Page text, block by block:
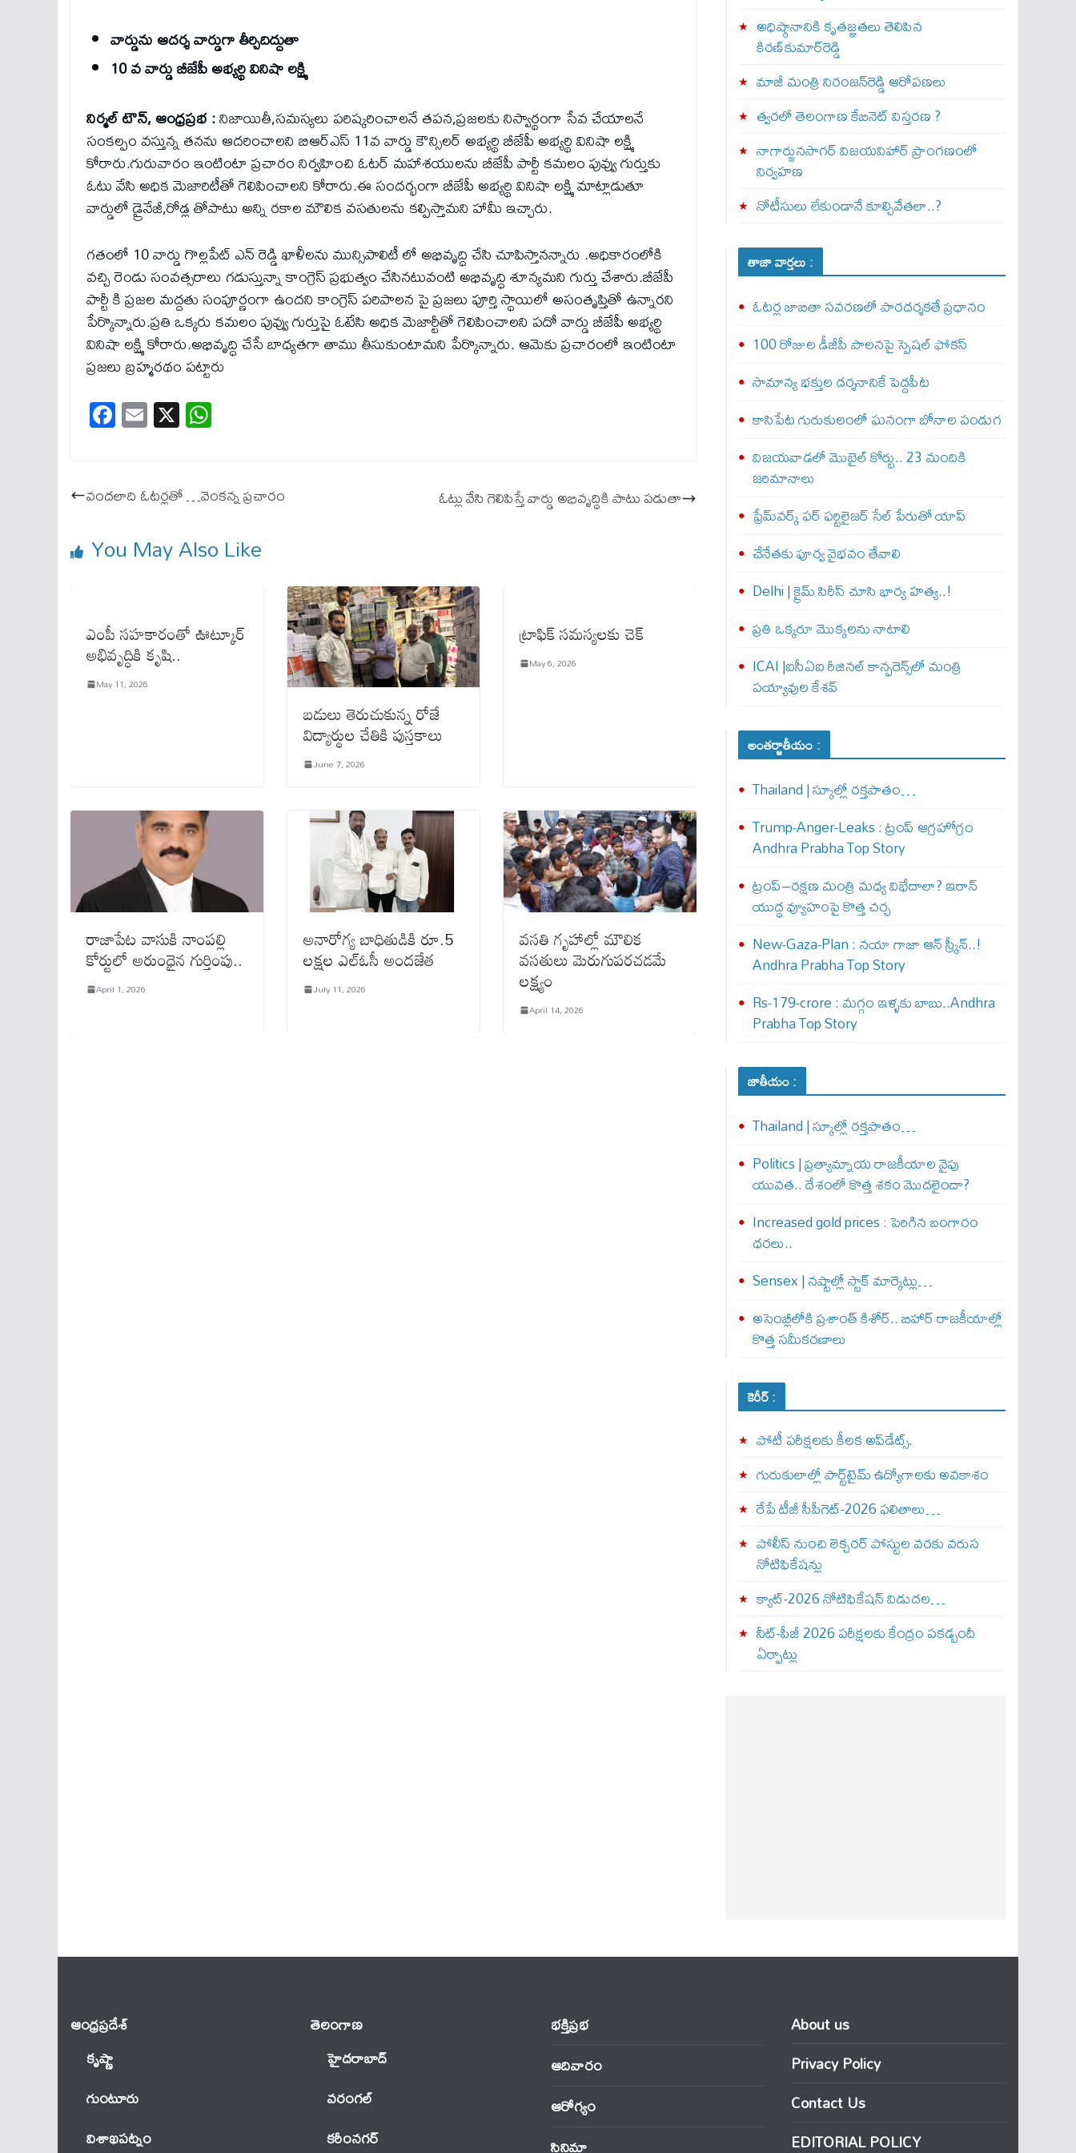
వార్డును ఆదర్శ వార్డుగా తీర్చిదిద్దుతా
10 వ వార్డు బీజేపీ అభ్యర్థి వినిషా లక్ష్మి
నిర్మల్ టౌన్, ఆంధ్రప్రభ :నిజాయితీ,సమస్యలు పరిష్కరించాలనే తపన,ప్రజలకు నిస్వార్థంగా సేవ చేయాలనే
సంకల్పం వస్తున్న తనను ఆదరించాలని బిఆర్ఎస్ 11వ వార్డు కౌన్సిలర్ అభ్యర్థి బీజేపీ అభ్యర్థి వినిషా లక్ష్మి
కోరారు.గురువారం ఇంటింటా ప్రచారం నిర్వహించి ఓటర్ మహాశయులను బీజేపీ పార్టీ కమలం పువ్వు గుర్తుకు
ఓటు వేసి అధిక మెజారిటీతో గెలిపించాలని కోరారు.ఈ సందర్భంగా బీజేపీ అభ్యర్థి వినిషా లక్ష్మి మాట్లాడుతూ
వార్డులో డ్రైనేజీ,రోడ్ల తోపాటు అన్ని రకాల మౌలిక వసతులను కల్పిస్తామని హామీ ఇచ్చారు.
గతంలో 10 వార్డు గొల్లపేట్ ఎన్ రెడ్డి ఖాళీలను మున్సిపాలిటీ లో అభివృద్ధి చేసి చూపిస్తానన్నారు .అధికారంలోకి
వచ్చి రెండు సంవత్సరాలు గడుస్తున్నా కాంగ్రెస్ ప్రభుత్వం చేసినటువంటి అభివృద్ధి శూన్యమని గుర్తు చేశారు.బీజేపీ
పార్టీ కి ప్రజల మద్దతు సంపూర్ణంగా ఉందని కాంగ్రెస్ పరిపాలన పై ప్రజలు పూర్తి స్థాయిలో అసంతృప్తితో ఉన్నారని
పేర్కొన్నారు.ప్రతి ఒక్కరు కమలం పువ్వు గుర్తుపై ఓటేసి అధిక మెజార్టీతో గెలిపించాలని పదో వార్డు బీజేపీ అభ్యర్థి
వినిషా లక్ష్మి కోరారు.అభివృద్ధి చేసే బాధ్యతగా తాము తీసుకుంటామని పేర్కొన్నారు. ఆమెకు ప్రచారంలో ఇంటింటా
ప్రజలు బ్రహ్మరథం పట్టారు
Fa
ce
ok
E
m
X
A
pp
వందలాది ఓటర్లతో …వెంకన్న ప్రచారం ఓట్లు వేసి గెలిపిస్తే వార్డు అభివృద్ధికి పాటు పడుతా
You May Also Like
ఎంపీ సహకారంతో ఊట్కూర్
అభివృద్ధికి కృషి..
May 11, 2026
బడులు తెరుచుకున్న రోజే
విద్యార్థుల చేతికి పుస్తకాలు
June 7, 2026
ట్రాఫిక్ సమస్యలకు చెక్
May 6, 2026
రాజాపేట వాసుకి నాంపల్లి
కోర్టులో అరుంధైన గుర్తింపు..
April 1, 2026
అనారోగ్య బాధితుడికి రూ.5
లక్షల ఎల్‌ఓసీ అందజేత
July 11, 2026
వసతి గృహాల్లో మౌలిక
వసతులు మెరుగుపరచడమే
లక్ష్యం
April 14, 2026
అధిష్ఠానానికి కృతజ్ఞతలు తెలిపిన
కిరణ్‌కుమార్‌రెడ్డి
మాజీ మంత్రి నిరంజన్‌రెడ్డి ఆరోపణలు
త్వ‌ర‌లో తెలంగాణ కేబినెట్ విస్తరణ ?
నాగార్జునసాగర్ విజయవిహార్ ప్రాంగణంలో
నిర్వహణ
నోటీసులు లేకుండానే కూల్చివేతలా..?
తాజా వార్తలు :
ఓటర్ల జాబితా సవరణలో పారదర్శకతే ప్రధానం
100 రోజుల డీజీపీ పాలనపై స్పెషల్ ఫోకస్
సామాన్య భక్తుల దర్శనానికే పెద్దపీట
కాసిపేట గురుకులంలో ఘనంగా బోనాల పండుగ
విజయవాడలో మొబైల్ కోర్టు.. 23 మందికి
జరిమానాలు
ఫ్రేమ్‌వర్క్‌ ఫర్‌ ఫర్టిలైజర్‌ సేల్‌ పేరుతో యాప్‌
చేనేతకు పూర్వ వైభవం తేవాలి
Delhi | క్రైమ్ సిరీస్ చూసి భార్య హత్య..!
ప్రతి ఒక్కరూ మొక్కలను నాటాలి
ICAI |ఐసీఏఐ రీజినల్ కాన్ఫరెన్స్‌లో మంత్రి
పయ్యావుల కేశవ్
అంతర్జాతీయం :
Thailand | స్కూల్లో రక్తపాతం…
Trump-Anger-Leaks : ట్రంప్ ఆగ్ర‌హోగ్రం
Andhra Prabha Top Story
ట్రంప్–రక్షణ మంత్రి మధ్య విభేదాలా? ఇరాన్
యుద్ధ వ్యూహంపై కొత్త చర్చ
New-Gaza-Plan : న‌యా గాజా ఆన్ స్క్రీన్‌..!
Andhra Prabha Top Story
Rs-179-crore : మ‌గ్గం ఇళ్ళ‌కు బాబు..Andhra
Prabha Top Story
జాతీయం :
Thailand | స్కూల్లో రక్తపాతం…
Politics | ప్రత్యామ్నాయ రాజకీయాల వైపు
యువత.. దేశంలో కొత్త శకం మొదలైందా?
Increased gold prices : పెరిగిన బంగారం
ధరలు..
Sensex | నష్టాల్లో స్టాక్ మార్కెట్లు…
అసెంబ్లీలోకి ప్రశాంత్ కిశోర్.. బిహార్ రాజకీయాల్లో
కొత్త సమీకరణాలు
కెరీర్ :
పోటీ పరీక్షలకు కీలక అప్‌డేట్స్.
గురుకులాల్లో పార్ట్‌టైమ్ ఉద్యోగాలకు అవకాశం
రేపే టీజీ సీపీగెట్‌-2026 ఫలితాలు…
పోలీస్ నుంచి లెక్చరర్ పోస్టుల వరకు వరుస
నోటిఫికేషన్లు
క్యాట్-2026 నోటిఫికేషన్ విడుదల…
నీట్-పీజీ 2026 పరీక్షలకు కేంద్రం పకడ్బందీ
ఏర్పాట్లు
ఆంధ్ర‌ప్ర‌దేశ్
కృష్ణా
గుంటూరు
విశాఖపట్నం
తెలంగాణ‌
హైదరాబాద్
వ‌రంగ‌ల్
కరీంనగర్
భక్తిప్రభ
ఆదివారం
ఆరోగ్యం
సినిమా
About us
Privacy Policy
Contact Us
EDITORIAL POLICY